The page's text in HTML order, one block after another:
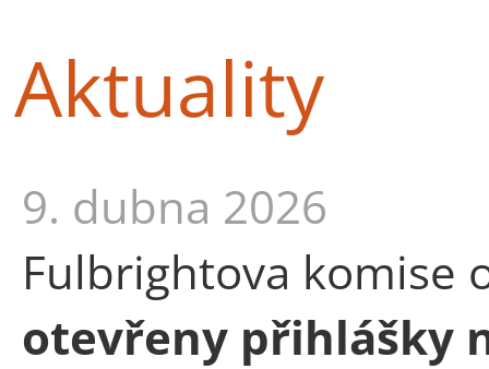
Aktuality
9. dubna 2026
Fulbrightova komise
otevřeny přihlášky